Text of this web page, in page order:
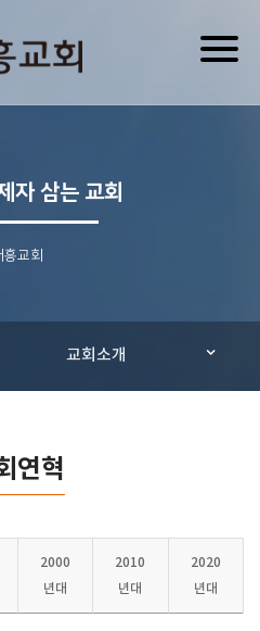
자 삼는 교회
흥교회
교회소개
연혁
2000
년대
2010
년대
2020
년대